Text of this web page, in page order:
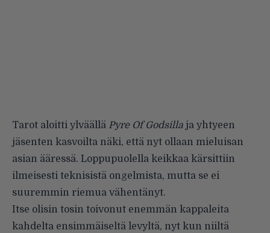
Tarot aloitti ylväällä Pyre Of Godsilla ja yhtyeen
jäsenten kasvoilta näki, että nyt ollaan mieluisan
asian ääressä. Loppupuolella keikkaa kärsittiin
ilmeisesti teknisistä ongelmista, mutta se ei
suuremmin riemua vähentänyt.
Itse olisin tosin toivonut enemmän kappaleita
kahdelta ensimmäiseltä levyltä, nyt kun niiltä